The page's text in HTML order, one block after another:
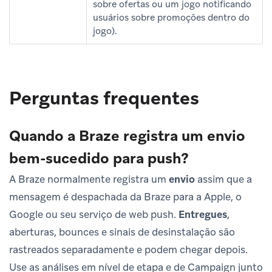
sobre ofertas ou um jogo notificando
usuários sobre promoções dentro do
jogo).
Perguntas frequentes
Quando a Braze registra um envio
bem-sucedido para push?
A Braze normalmente registra um envio assim que a
mensagem é despachada da Braze para a Apple, o
Google ou seu serviço de web push. Entregues,
aberturas, bounces e sinais de desinstalação são
rastreados separadamente e podem chegar depois.
Use as análises em nível de etapa e de Campaign junto